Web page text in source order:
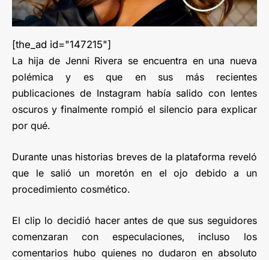
[the_ad id="147215"]
La hija de Jenni Rivera se encuentra en una nueva
polémica y es que en sus más recientes
publicaciones de Instagram había salido con lentes
oscuros y finalmente rompió el silencio para explicar
por qué.
Durante unas historias breves de la plataforma reveló
que le salió un moretón en el ojo debido a un
procedimiento cosmético.
El clip lo decidió hacer antes de que sus seguidores
comenzaran con especulaciones, incluso los
comentarios hubo quienes no dudaron en absoluto